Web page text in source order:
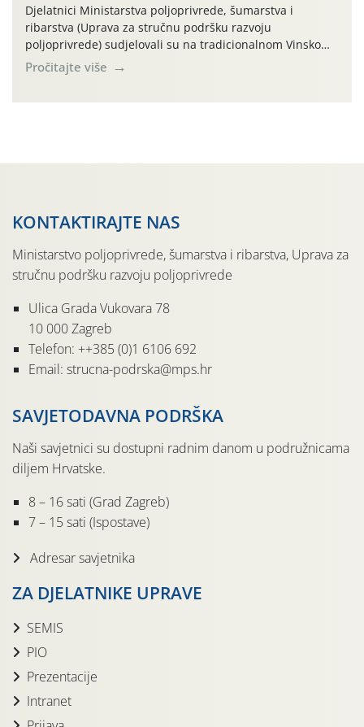
Djelatnici Ministarstva poljoprivrede, šumarstva i
ribarstva (Uprava za stručnu podršku razvoju
poljoprivrede) sudjelovali su na tradicionalnom Vinskom
forumu, održanom 24.07.2026. godine u Domu vinarske
tradicije u Putnikovićima na poluotoku Pelješcu, u
Pročitajte više
KONTAKTIRAJTE NAS
Ministarstvo poljoprivrede, šumarstva i ribarstva, Uprava za
stručnu podršku razvoju poljoprivrede
Ulica Grada Vukovara 78
10 000 Zagreb
Telefon: ++385 (0)1 6106 692
Email: strucna-podrska@mps.hr
SAVJETODAVNA PODRŠKA
Naši savjetnici su dostupni radnim danom u podružnicama
diljem Hrvatske.
8 – 16 sati (Grad Zagreb)
7 – 15 sati (Ispostave)
Adresar savjetnika
ZA DJELATNIKE UPRAVE
SEMIS
PIO
Prezentacije
Intranet